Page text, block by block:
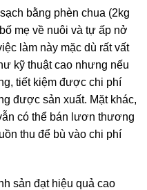
bằng phèn chua (2kg
mẹ về nuôi và tự ấp nở
làm này mặc dù rất vất
kỹ thuật cao nhưng nếu
tiết kiệm được chi phí
được sản xuất. Mặt khác,
có thể bán lươn thương
thu để bù vào chi phí
sản đạt hiệu quả cao